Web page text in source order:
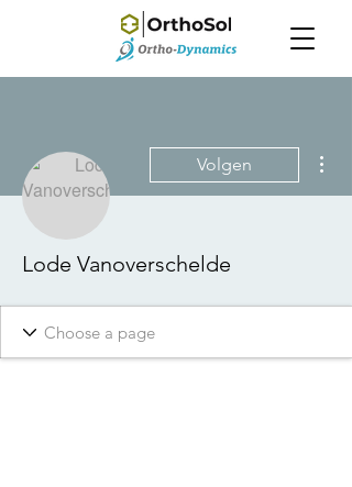
Volgen
Lode Vanoverschelde